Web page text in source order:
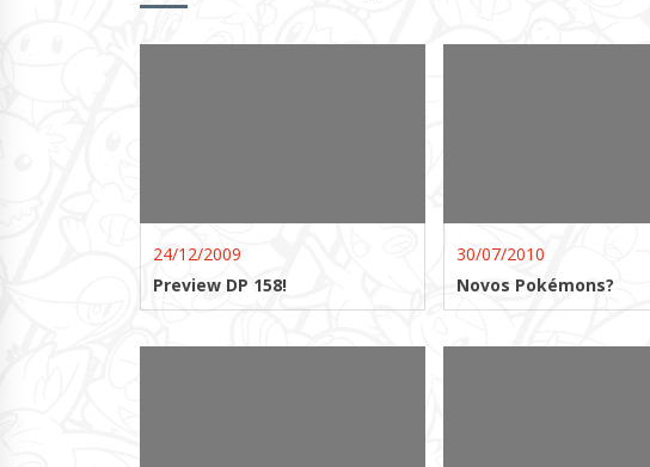
24/12/2009
Preview DP 158!
30/07/2010
Novos Pokémons?